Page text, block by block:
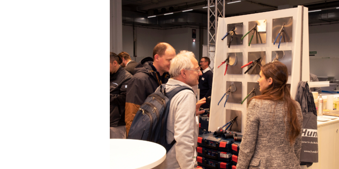
Tchèque
Néerlandais